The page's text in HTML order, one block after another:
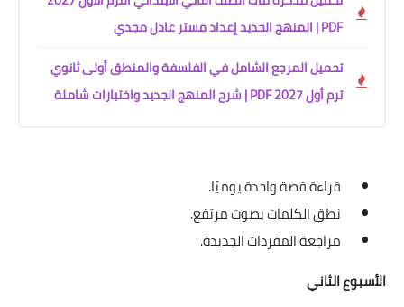
PDF | المنهج الجديد إعداد مستر عادل مجدي
تحميل المرجع الشامل في الفلسفة والمنطق أولى ثانوي
ترم أول 2027 PDF | شرح المنهج الجديد واختبارات شاملة
قراءة قصة واحدة يوميًا.
نطق الكلمات بصوت مرتفع.
مراجعة المفردات الجديدة.
الأسبوع الثاني